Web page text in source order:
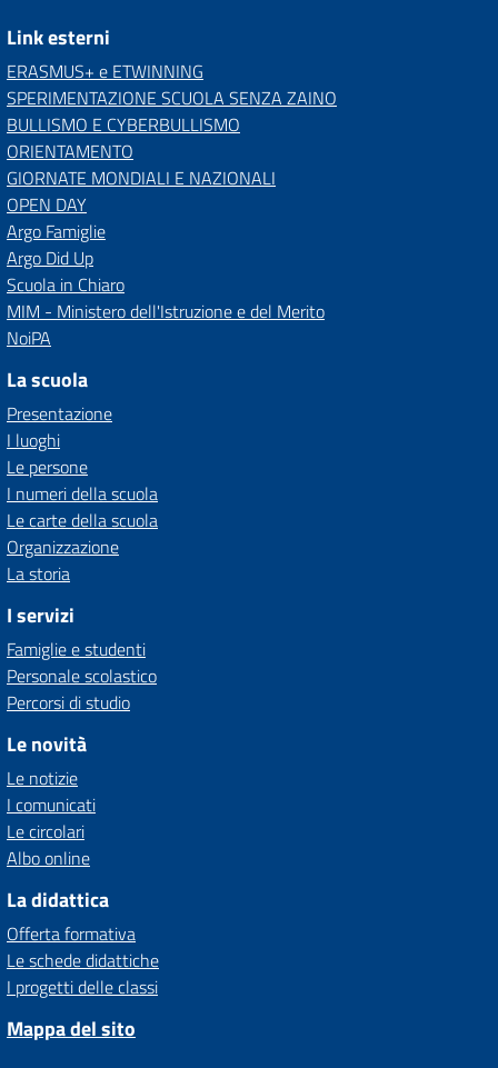
Link esterni
ERASMUS+ e ETWINNING
SPERIMENTAZIONE SCUOLA SENZA ZAINO
BULLISMO E CYBERBULLISMO
ORIENTAMENTO
GIORNATE MONDIALI E NAZIONALI
OPEN DAY
Argo Famiglie
Argo Did Up
Scuola in Chiaro
MIM - Ministero dell'Istruzione e del Merito
NoiPA
La scuola
Presentazione
I luoghi
Le persone
I numeri della scuola
Le carte della scuola
Organizzazione
La storia
I servizi
Famiglie e studenti
Personale scolastico
Percorsi di studio
Le novità
Le notizie
I comunicati
Le circolari
Albo online
La didattica
Offerta formativa
Le schede didattiche
I progetti delle classi
Mappa del sito